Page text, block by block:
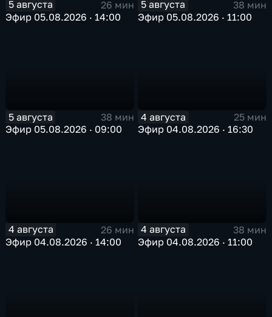
5 августа
26 мин
Эфир 05.08.2026 · 14:00
5 августа
38 мин
Эфир 05.08.2026 · 11:00
5 августа
38 мин
Эфир 05.08.2026 · 09:00
4 августа
25 мин
Эфир 04.08.2026 · 16:30
4 августа
26 мин
Эфир 04.08.2026 · 14:00
4 августа
38 мин
Эфир 04.08.2026 · 11:00